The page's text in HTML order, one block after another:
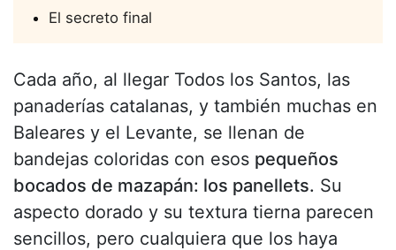
El secreto final
Cada año, al llegar Todos los Santos, las
panaderías catalanas, y también muchas en
Baleares y el Levante, se llenan de
bandejas coloridas con esos pequeños
bocados de mazapán: los panellets. Su
aspecto dorado y su textura tierna parecen
sencillos, pero cualquiera que los haya